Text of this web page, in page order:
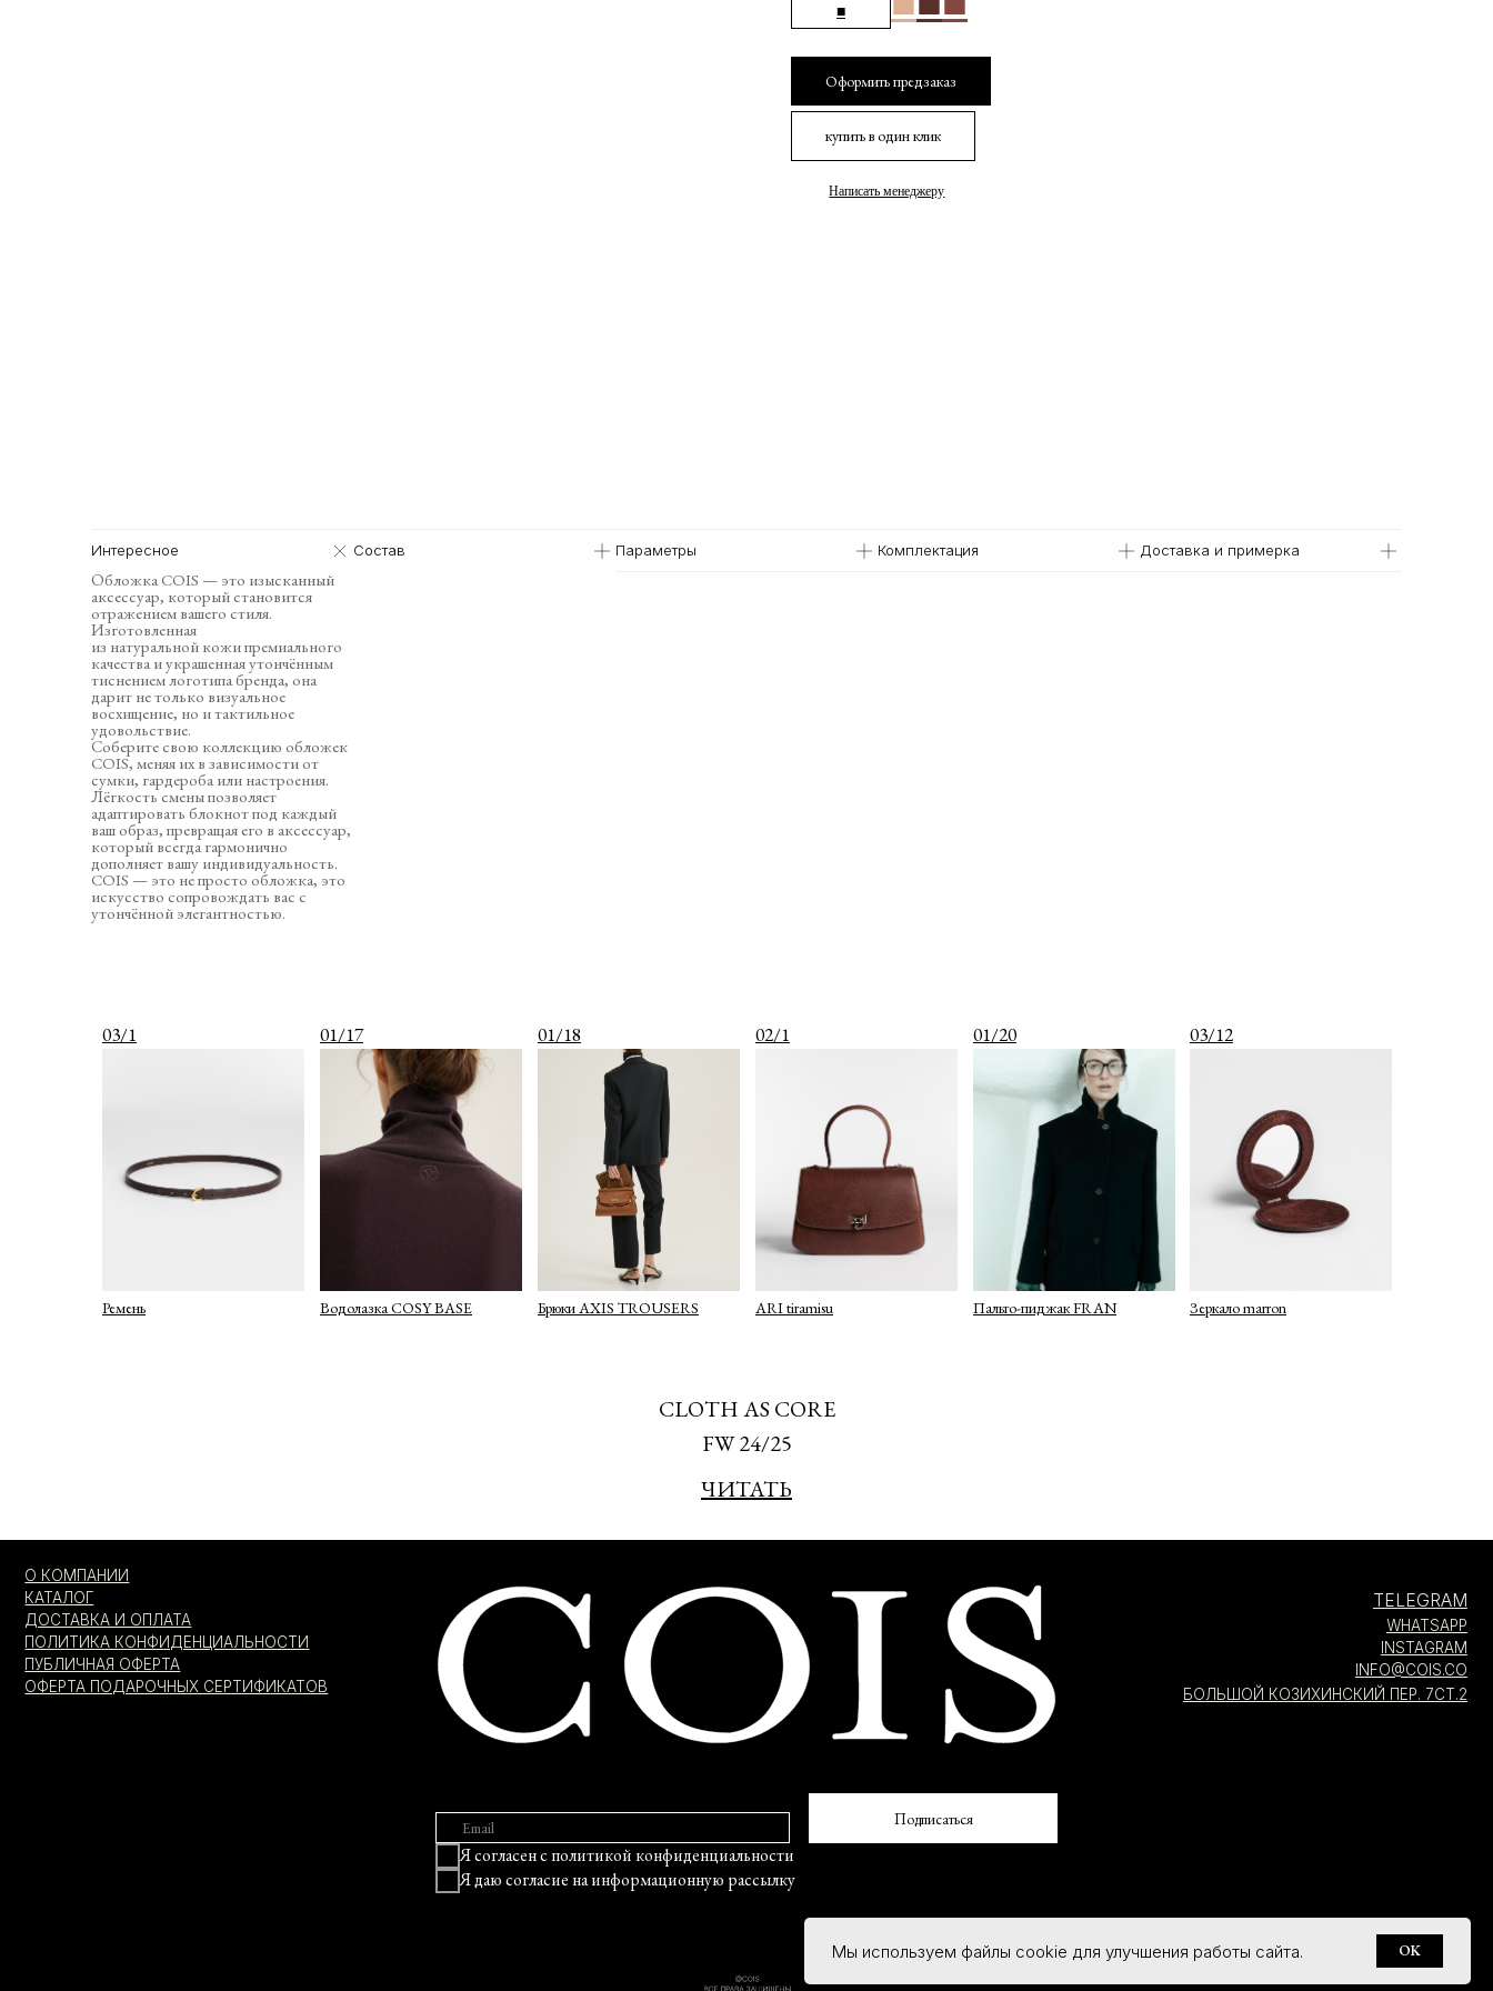
■
Оформить предзаказ
купить в один клик
Написать менеджеру
Интересное
Обложка COIS — это изысканный
аксессуар, который становится
отражением вашего стиля.
Изготовленная
из натуральной кожи премиального
качества и украшенная утончённым
тиснением логотипа бренда, она
дарит не только визуальное
восхищение, но и тактильное
удовольствие.
Соберите свою коллекцию обложек
COIS, меняя их в зависимости от
сумки, гардероба или настроения.
Лёгкость смены позволяет
адаптировать блокнот под каждый
ваш образ, превращая его в аксессуар,
который всегда гармонично
дополняет вашу индивидуальность.
COIS — это не просто обложка, это
искусство сопровождать вас с
утончённой элегантностью.
Состав Параметры Комплектация Доставка и примерка
03/12
Зеркало marron
03/1
Ремень
02/1
ARI tiramisu
01/20
Пальто-пиджак FRAN
01/17
Водолазка COSY BASE
01/18
Брюки AXIS TROUSERS
CLOTH AS CORE
FW 24/25
ЧИТАТЬ
Я согласен сполитикой конфиденциальности
Я даюсогласие на информационную рассылку
Мы используем файлы cookie для улучшения работы сайта. OK